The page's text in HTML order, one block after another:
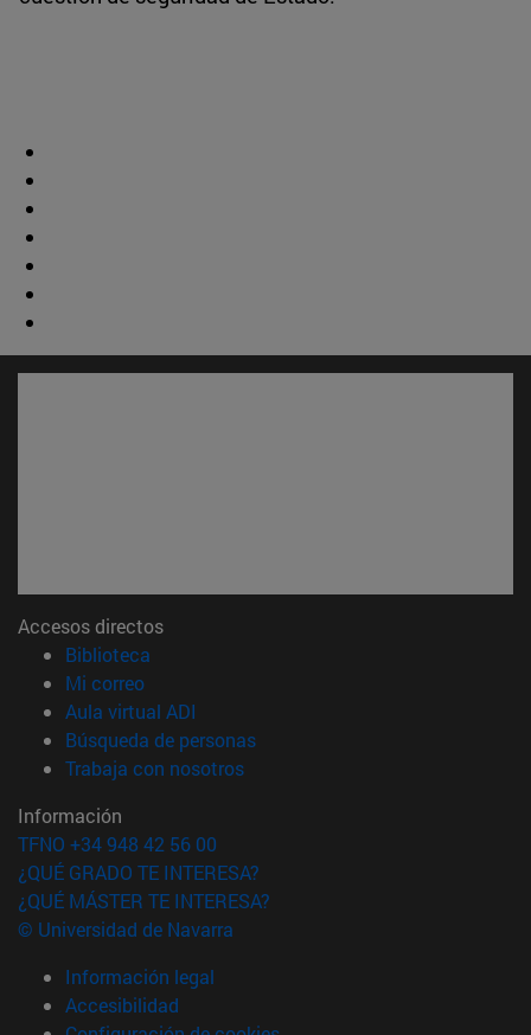
Accesos directos
Biblioteca
Mi correo(abre en nueva ventana)
Aula virtual ADI
Búsqueda de personas(abre en nueva ventana)
Trabaja con nosotros(abre en nueva ventana)
Información
TFNO +34 948 42 56 00
¿QUÉ GRADO TE INTERESA?
¿QUÉ MÁSTER TE INTERESA?
© Universidad de Navarra
Información legal
Accesibilidad